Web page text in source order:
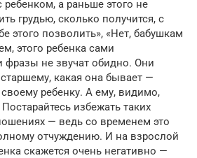
ребенком, а раньше этого не
грудью, сколько получится, с
этого позволить», «Нет, бабушкам
этого ребенка сами
фразы не звучат обидно. Они
какая она бывает —
ребенку. А ему, видимо,
избежать таких
— ведь со временем это
отчуждению. И на взрослой
скажется очень негативно —